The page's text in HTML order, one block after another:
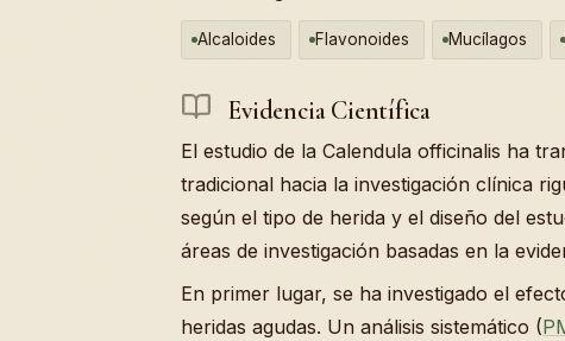
Alcaloides Flavonoides Mucílagos
Evidencia Científica
El estudio de la Calendula officinalis ha
tradicional hacia la investigación clínica
según el tipo de herida y el diseño del
áreas de investigación basadas en la
En primer lugar, se ha investigado el
heridas agudas. Un análisis sistemático (